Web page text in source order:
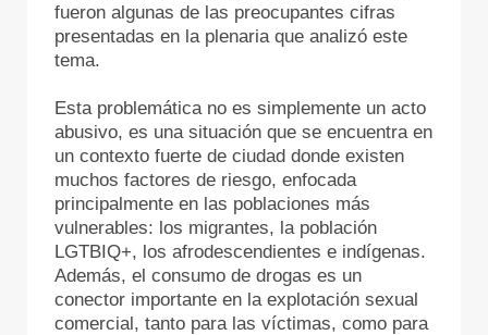
fueron algunas de las preocupantes cifras
presentadas en la plenaria que analizó este
tema.
Esta problemática no es simplemente un acto
abusivo, es una situación que se encuentra en
un contexto fuerte de ciudad donde existen
muchos factores de riesgo, enfocada
principalmente en las poblaciones más
vulnerables: los migrantes, la población
LGTBIQ+, los afrodescendientes e indígenas.
Además, el consumo de drogas es un
conector importante en la explotación sexual
comercial, tanto para las víctimas, como para